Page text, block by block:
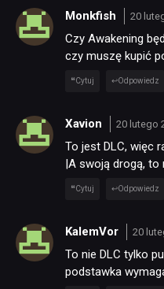
JUŻ
SKLEP
Monkfish 20
Czy Awakening
czy muszę kupić
Cytuj Odpowiedz
Xavion 20 lutego
To jest DLC, więc
|A swoją drogą, to
Cytuj Odpowiedz
KalemVor 20
To nie DLC tylko
podstawka